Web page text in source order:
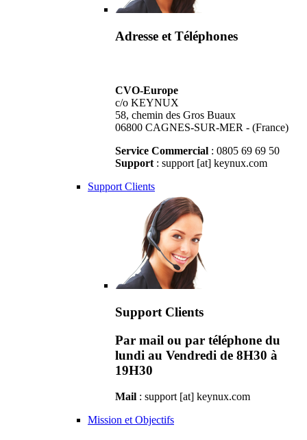
Adresse et Téléphones
CVO-Europe
c/o KEYNUX
58, chemin des Gros Buaux
06800 CAGNES-SUR-MER - (France)
Service Commercial : 0805 69 69 50
Support : support [at] keynux.com
Support Clients
Support Clients
Par mail ou par téléphone du
lundi au Vendredi de 8H30 à
19H30
Mail : support [at] keynux.com
Mission et Objectifs